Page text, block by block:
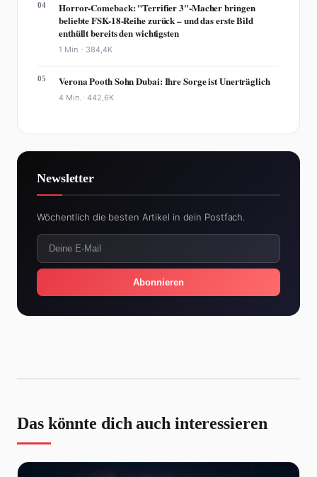
04
Horror-Comeback: "Terrifier 3"-Macher bringen
beliebte FSK-18-Reihe zurück – und das erste Bild
enthüllt bereits den wichtigsten
1 Min. · 384,4K
05 Verona Pooth Sohn Dubai: Ihre Sorge ist Unerträglich
4 Min. ·442,6K
Newsletter
Wöchentlich die besten Artikel in dein Postfach.
Abonnieren
Das könnte dich auch interessieren